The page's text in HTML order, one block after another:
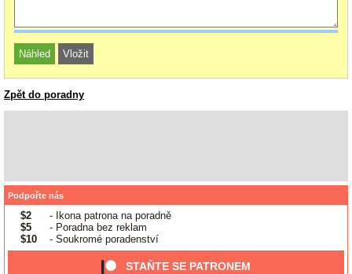
Zpět do poradny
Podpořte nás
$2
- Ikona patrona na poradně
$5
- Poradna bez reklam
$10
- Soukromé poradenství
STAŇTE SE PATRONEM